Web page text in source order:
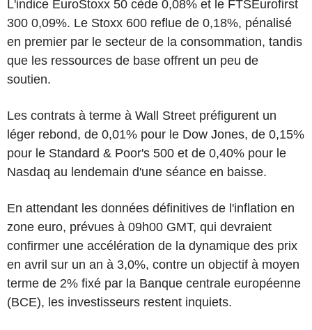
L'indice EuroStoxx 50 cède 0,08% et le FTSEurofirst
300 0,09%. Le Stoxx 600 reflue de 0,18%, pénalisé
en premier par le secteur de la consommation, tandis
que les ressources de base offrent un peu de
soutien.
Les contrats à terme à Wall Street préfigurent un
léger rebond, de 0,01% pour le Dow Jones, de 0,15%
pour le Standard & Poor's 500 et de 0,40% pour le
Nasdaq au lendemain d'une séance en baisse.
En attendant les données définitives de l'inflation en
zone euro, prévues à 09h00 GMT, qui devraient
confirmer une accélération de la dynamique des prix
en avril sur un an à 3,0%, contre un objectif à moyen
terme de 2% fixé par la Banque centrale européenne
(BCE), les investisseurs restent inquiets.